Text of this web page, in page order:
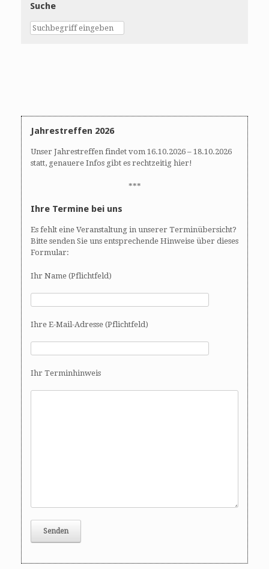
Suche
Jahrestreffen 2026
Unser Jahrestreffen findet vom 16.10.2026 – 18.10.2026
statt, genauere Infos gibt es rechtzeitig hier!
***
Ihre Termine bei uns
Es fehlt eine Veranstaltung in unserer Terminübersicht?
Bitte senden Sie uns entsprechende Hinweise über dieses
Formular:
Ihr Name (Pflichtfeld)
Ihre E-Mail-Adresse (Pflichtfeld)
Ihr Terminhinweis